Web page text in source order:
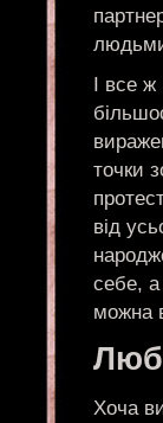
людьми
І все
точки
від
себе, а
можна
Хоча